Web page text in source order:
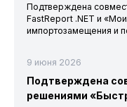
Подтверждена
FastReport .NET и
импортозамещения и
9 июня 2026
Подтверждена
решениями